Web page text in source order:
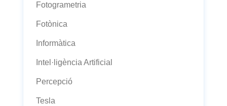
Fotogrametria
Fotònica
Informàtica
Intel·ligència Artificial
Percepció
Tesla